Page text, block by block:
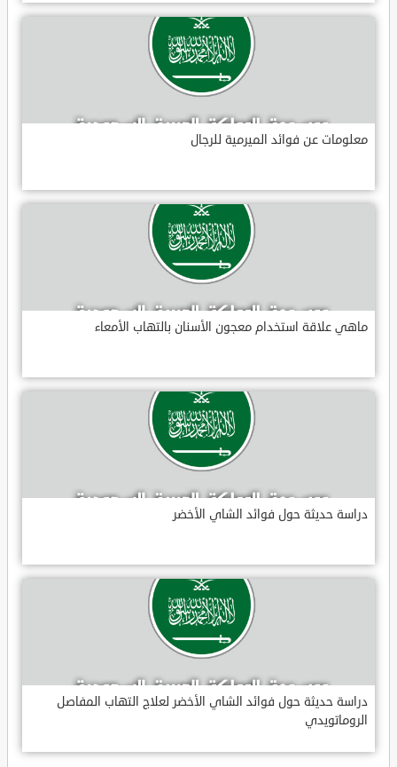
معلومات عن فوائد الميرمية للرجال
ماهي علاقة استخدام معجون الأسنان بالتهاب الأمعاء
دراسة حديثة حول فوائد الشاي الأخضر
دراسة حديثة حول فوائد الشاي الأخضر لعلاج التهاب المفاصل
الروماتويدي